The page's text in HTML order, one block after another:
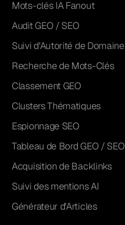
Mots-clés IA Fanout
Audit GEO / SEO
Suivi d'Autorité de Domaine
Recherche de Mots-Clés
Classement GEO
Clusters Thématiques
Espionnage SEO
Tableau de Bord GEO / SEO
Acquisition de Backlinks
Suivi des mentions AI
Générateur d'Articles